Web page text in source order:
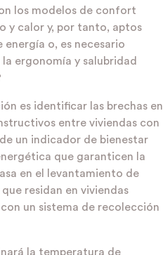
los modelos de confort
y calor y, por tanto, aptos
o, es necesario
ergonomía y salubridad
es identificar las brechas en
entre viviendas con
un indicador de bienestar
que garanticen la
en el levantamiento de
residan en viviendas
un sistema de recolección
la temperatura de